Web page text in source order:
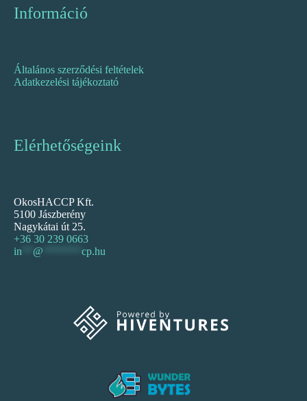
Információ
Általános szerződési feltételek
Adatkezelési tájékoztató
Elérhetőségeink
OkosHACCP Kft.
5100 Jászberény
Nagykátai út 25.
+36 30 239 0663
in
@ cp.hu